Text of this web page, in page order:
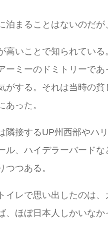
泊まることはないのだ
高いことで知られてい
ーミーのドミトリーで
がする。それは当時の
あった。
隣接するUP州西部やハ
ル、ハイデラーバード
つつある。
イレで思い出したのは
、ほぼ日本人しかいな